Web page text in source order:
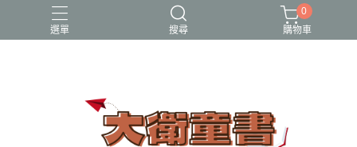
選單 搜尋
小牛頓科學讚 百科
0
購物車